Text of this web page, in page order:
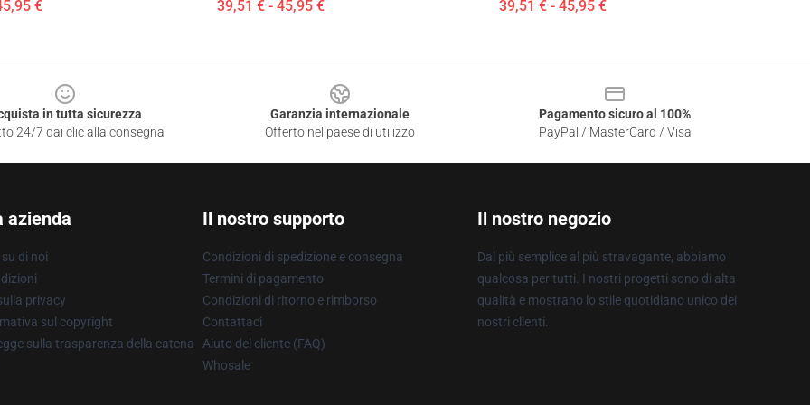
€ 39,51 € - 45,95 € 39,51 € - 45,95 €
in tutta sicurezza
24/7 dai clic alla consegna
Garanzia internazionale
Offerto nel paese di utilizzo
Pagamento sicuro al 100%
PayPal / MasterCard / Visa
azienda
di noi
privacy
sul copyright
sulla trasparenza della catena
Il nostro supporto
Condizioni di spedizione e consegna
Termini di pagamento
Condizioni di ritorno e rimborso
Contattaci
Aiuto del cliente (FAQ)
Whosale
Il nostro negozio
Dal più semplice al più stravagante, abbiamo
qualcosa per tutti. I nostri progetti sono di alta
qualità e mostrano lo stile quotidiano unico dei
nostri clienti.